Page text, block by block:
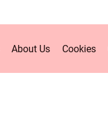
About Us Cookies